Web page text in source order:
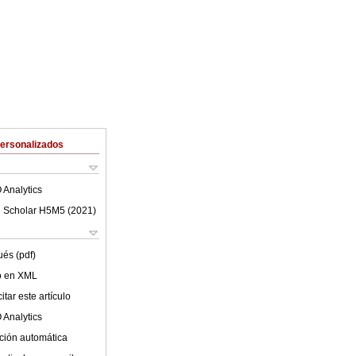
Analytics
Scholar H5M5 (2021 )
(pdf)
en XML
este artículo
Analytics
automática